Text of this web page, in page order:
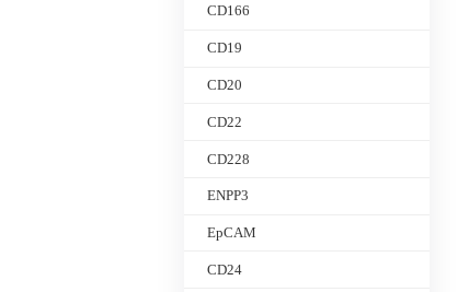
CD166
CD19
CD20
CD22
CD228
ENPP3
EpCAM
CD24